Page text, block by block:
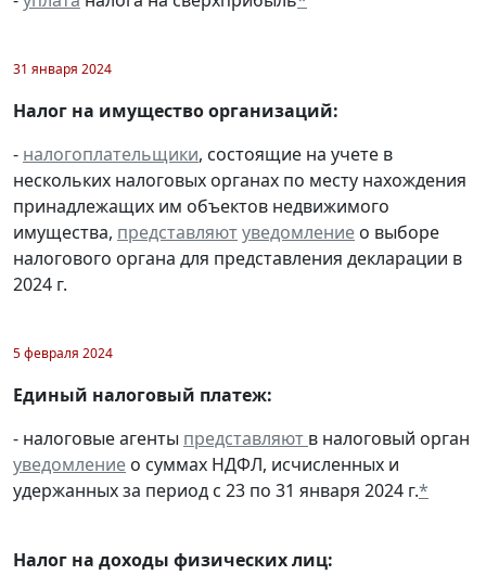
31 января 2024
Налог на имущество организаций:
- налогоплательщики, состоящие на учете в
нескольких налоговых органах по месту нахождения
принадлежащих им объектов недвижимого
имущества, представляютуведомление о выборе
налогового органа для представления декларации в
2024 г.
5 февраля 2024
Единый налоговый платеж:
- налоговые агенты представляют в налоговый орган
уведомление о суммах НДФЛ, исчисленных и
удержанных за период с 23 по 31 января 2024 г.*
Налог на доходы физических лиц: